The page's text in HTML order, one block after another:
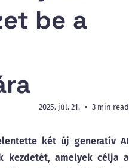
be a
2025. júl. 21. 3 min read
két új generatív AI
kezdetét, amelyek célja a